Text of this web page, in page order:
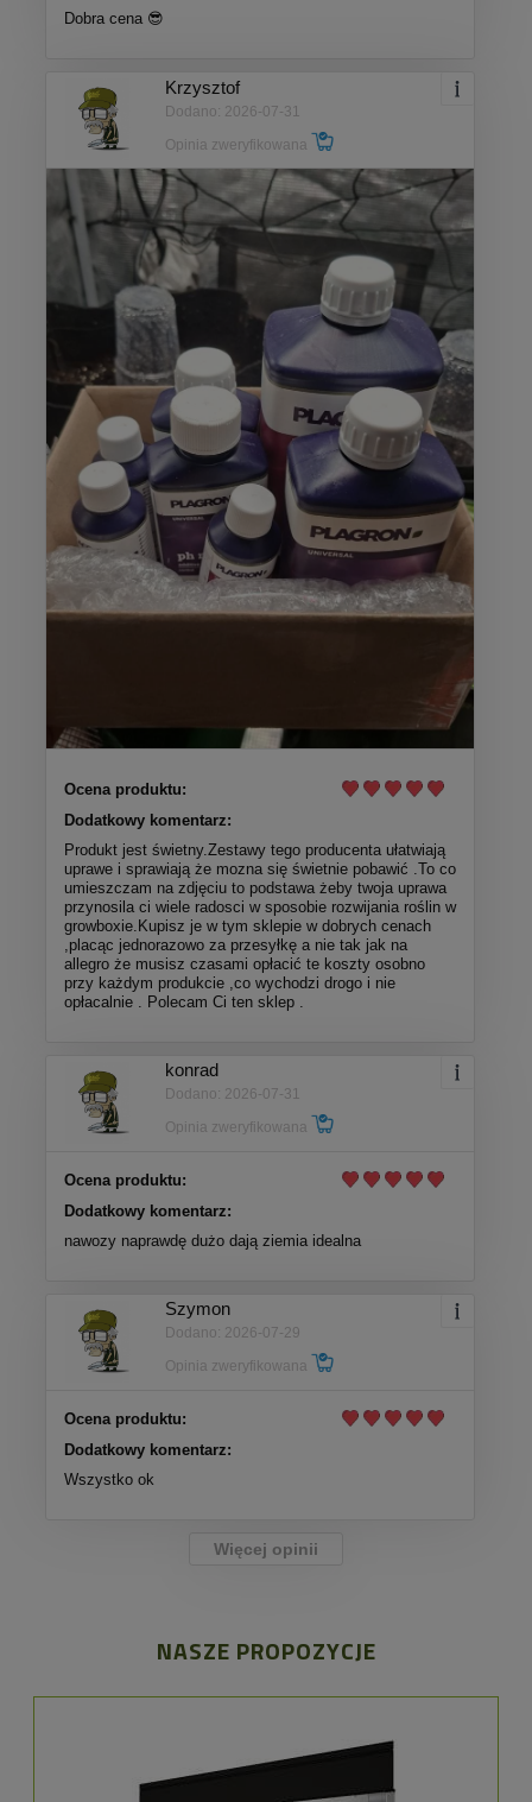
Dobra cena 😎
Krzysztof
Dodano: 2026-07-31
Opinia zweryfikowana
Ocena produktu:
Dodatkowy komentarz:
Produkt jest świetny.Zestawy tego producenta ułatwiają
uprawe i sprawiają że mozna się świetnie pobawić .To co
umieszczam na zdjęciu to podstawa żeby twoja uprawa
przynosila ci wiele radosci w sposobie rozwijania roślin w
growboxie.Kupisz je w tym sklepie w dobrych cenach
,placąc jednorazowo za przesyłkę a nie tak jak na
allegro że musisz czasami opłacić te koszty osobno
przy każdym produkcie ,co wychodzi drogo i nie
opłacalnie . Polecam Ci ten sklep .
konrad
Dodano: 2026-07-31
Opinia zweryfikowana
Ocena produktu:
Dodatkowy komentarz:
nawozy naprawdę dużo dają ziemia idealna
Szymon
Dodano: 2026-07-29
Opinia zweryfikowana
Ocena produktu:
Dodatkowy komentarz:
Wszystko ok
Więcej opinii
NASZE PROPOZYCJE